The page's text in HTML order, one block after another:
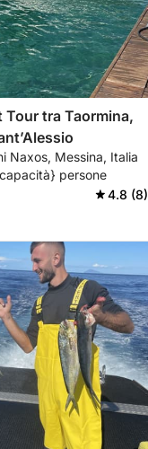
Tour tra Taormina,
Naxos, Messina, Italia
persone
4.8 (8)